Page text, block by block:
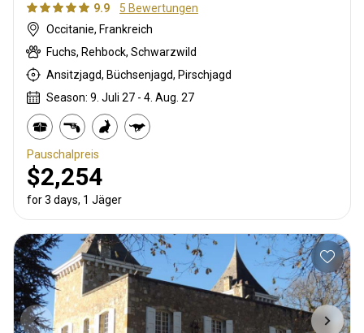
9.9
5 Bewertungen
Occitanie, Frankreich
Fuchs, Rehbock, Schwarzwild
Ansitzjagd, Büchsenjagd, Pirschjagd
Season: 9. Juli 27 - 4. Aug. 27
Pauschalpreis
$2,254
for 3 days, 1 Jäger